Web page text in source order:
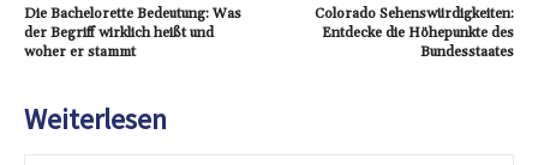
Die Bachelorette Bedeutung: Was
der Begriff wirklich heißt und
woher er stammt
Colorado Sehenswürdigkeiten:
Entdecke die Höhepunkte des
Bundesstaates
Weiterlesen